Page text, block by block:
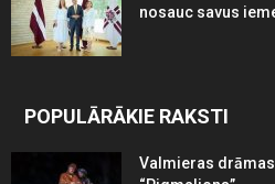
nosauc savus
POPULĀRĀKIE RAKSTI
Valmieras